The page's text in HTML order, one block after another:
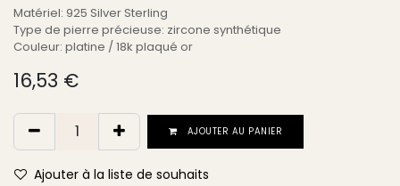
Matériel: 925 Silver Sterling
Type de pierre précieuse: zircone synthétique
Couleur: platine / 18k plaqué or
16,53 €
AJOUTER AU PANIER
Ajouter à la liste de souhaits